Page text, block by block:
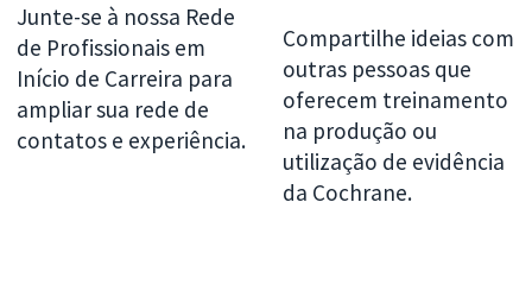
Junte-se à nossa Rede
de Profissionais em
Início de Carreira para
ampliar sua rede de
contatos e experiência.
Compartilhe ideias com
outras pessoas que
oferecem treinamento
na produção ou
utilização de evidência
da Cochrane.